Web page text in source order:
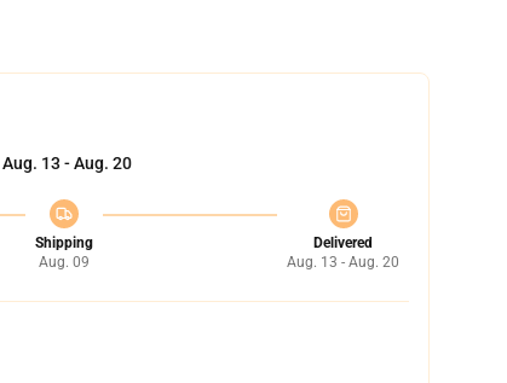
Aug. 13 - Aug. 20
Shipping
Aug. 09
Delivered
Aug. 13 - Aug. 20